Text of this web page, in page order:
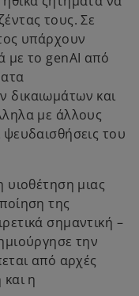
τους. Σε
υπάρχουν
με το genAI από
δικαιωμάτων και
με άλλους
του
υιοθέτηση μιας
της
σημαντική –
την
από αρχές
η